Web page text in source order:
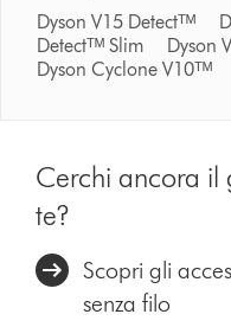
Dyson V15 Detectᵀᴹ
Detectᵀᴹ Slim
Dyson Cyclone
Cerchi ancora il
te?
Scopri gli
senza filo